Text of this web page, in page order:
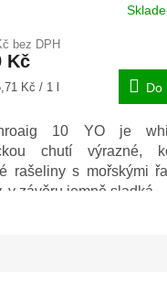
bez DPH
Kč
Kč / 1 l Do
10 YO je
chutí výrazné,
rašeliny s mořskými
v závěru jemně sladká.